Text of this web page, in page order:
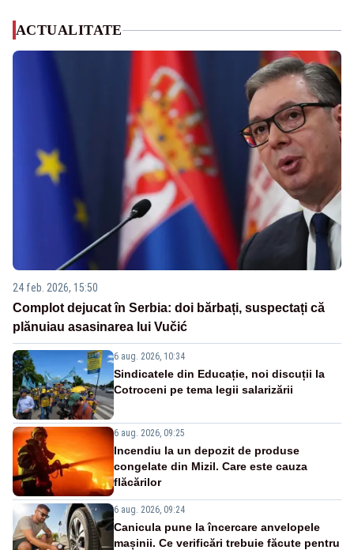
ACTUALITATE
24 feb. 2026, 15:50
Complot dejucat în Serbia: doi bărbați, suspectați că
plănuiau asasinarea lui Vučić
6 aug. 2026, 10:34
Sindicatele din Educație, noi discuții la
Cotroceni pe tema legii salarizării
6 aug. 2026, 09:25
Incendiu la un depozit de produse
congelate din Mizil. Care este cauza
flăcărilor
6 aug. 2026, 09:24
Canicula pune la încercare anvelopele
mașinii. Ce verificări trebuie făcute pentru